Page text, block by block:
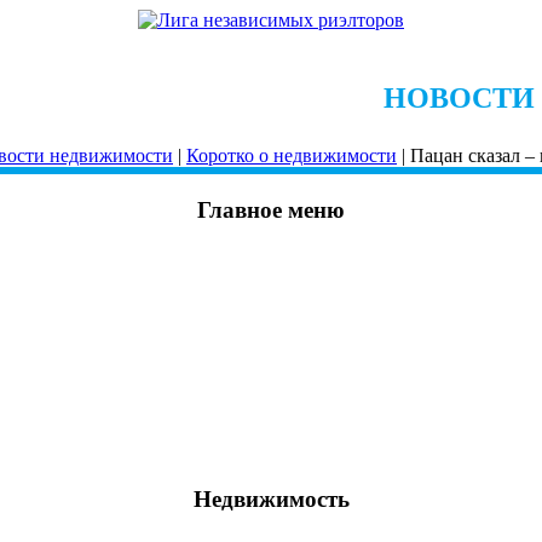
недвижимости | Коротко о недвижимости | Пацан сказал –
Главное меню
Недвижимость